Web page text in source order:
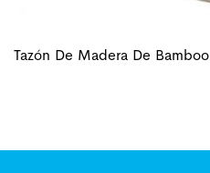
Tazón De Madera De Bamboo